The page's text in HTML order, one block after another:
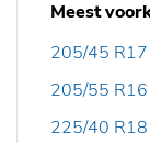
Meest
205/45 R17
205/55 R16
225/40 R18